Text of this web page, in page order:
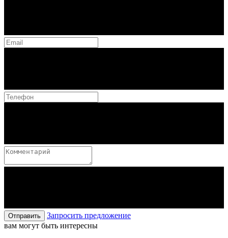
Отправить
Запросить предложение
вам могут быть интересны